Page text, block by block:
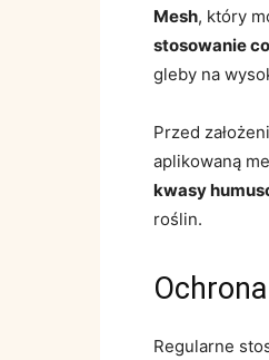
Mesh, który
stosowanie
gleby na
Przed
aplikowaną
kwasy
roślin.
Regularne